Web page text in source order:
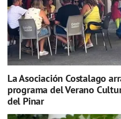
La Asociación Costalago
programa del Verano
del Pinar